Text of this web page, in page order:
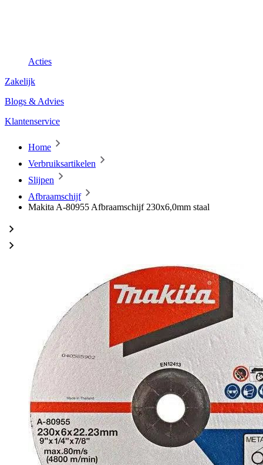
Acties
Zakelijk
Blogs & Advies
Klantenservice
Home
Verbruiksartikelen
Slijpen
Afbraamschijf
Makita A-80955 Afbraamschijf 230x6,0mm staal